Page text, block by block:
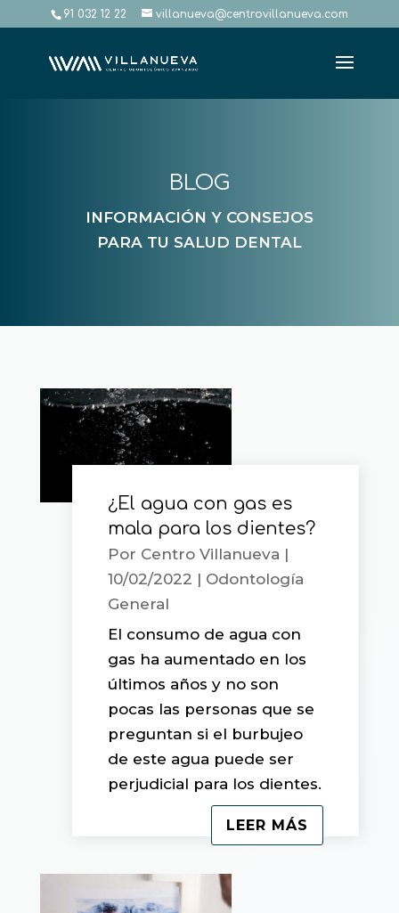
91 032 12 22 villanueva@centrovillanueva.com
BLOG
INFORMACIÓN Y CONSEJOS
PARA TU SALUD DENTAL
¿El agua con gas es
mala para los dientes?
Por Centro Villanueva |
10/02/2022 | Odontología
General
El consumo de agua con
gas ha aumentado en los
últimos años y no son
pocas las personas que se
preguntan si el burbujeo
de este agua puede ser
perjudicial para los dientes.
LEER MÁS